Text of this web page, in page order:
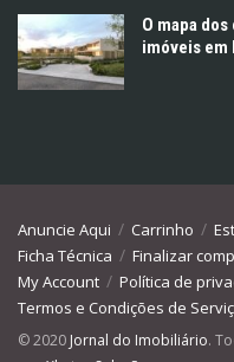
O mapa
imóveis em
Anuncie Aqui Carrinho
Ficha Técnica
Finalizar
My Account
Política de
Termos e Condições de
© 2020 Jornal do Imobiliário.